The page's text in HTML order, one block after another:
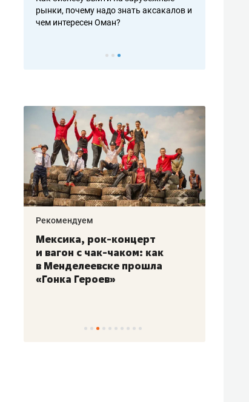
рынки, почему надо знать аксакалов и
чем интересен Оман?
Рекомендуем
Мексика, рок-концерт
и вагон с чак-чаком: как
в Менделеевске прошла
«Гонка Героев»